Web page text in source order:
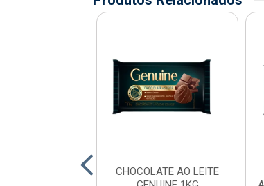
CHOCOLATE AO LEITE